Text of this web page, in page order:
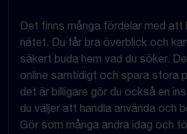
Det finns många fördelar med att
nätet. Du får bra överblick och
säkert buda hem vad du söker.
online samtidigt och spara stora
det är billigare gör du också en
du väljer att handla använda och
Gör som många andra idag och